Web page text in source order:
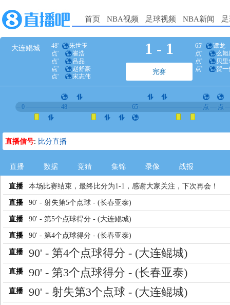
首页 NBA视频 足球视频 NBA新闻
大连鲲城 48'
朱世玉
点'
崔浩
点'
吕品
点'
赵舒豪
点'
宋志伟
1 - 1
完赛
65'
谭龙
点'
么旭
点'
贝里
点'
贺一
0 48 65 点 点
直播信号: 比分直播
直播 数据 竞猜 集锦 录像 战报
直播 本场比赛结束，最终比分为1-1，感谢大家关注，下次再会！
直播 90' - 射失第5个点球 - (长春亚泰)
直播 90' - 第5个点球得分 - (大连鲲城)
直播 90' - 第4个点球得分 - (长春亚泰)
直播 90' - 第4个点球得分 - (大连鲲城)
直播 90' - 第3个点球得分 - (长春亚泰)
直播 90' - 射失第3个点球 - (大连鲲城)